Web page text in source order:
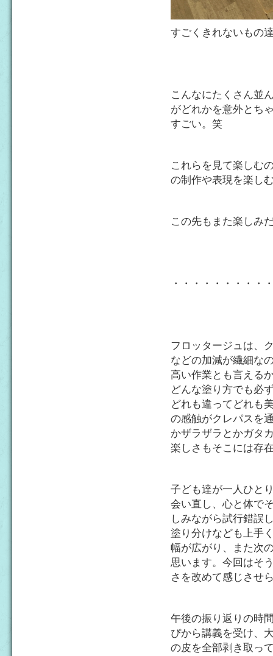
すごくきれないもの
こんなにたくさん並
がどれかを意外とち
すごい。笑
これらを見て楽しむ
の制作や表現を楽し
この先もまた楽しみ
・・・・・・・・・
フロッタージュは、
などの加減が繊細な
高い作業とも言える
どんな塗り方でも必
どれも違ってどれも
の感触がクレパスを
かザラザラとかガタ
楽しさもそこには存
子ども達が一人ひと
会い直し、心と体で
しみながら試行錯誤
塗り分けなども上手
幅が広がり、また次
思います。今回はそ
さを改めて感じさせ
午後の振り返りの時
ぴから講義を受け、
の皮を全部剥き取っ